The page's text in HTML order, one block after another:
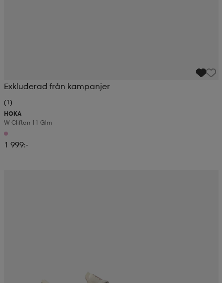
Exkluderad från kampanjer
(1)
HOKA
W Clifton 11 Glm
1 999:-